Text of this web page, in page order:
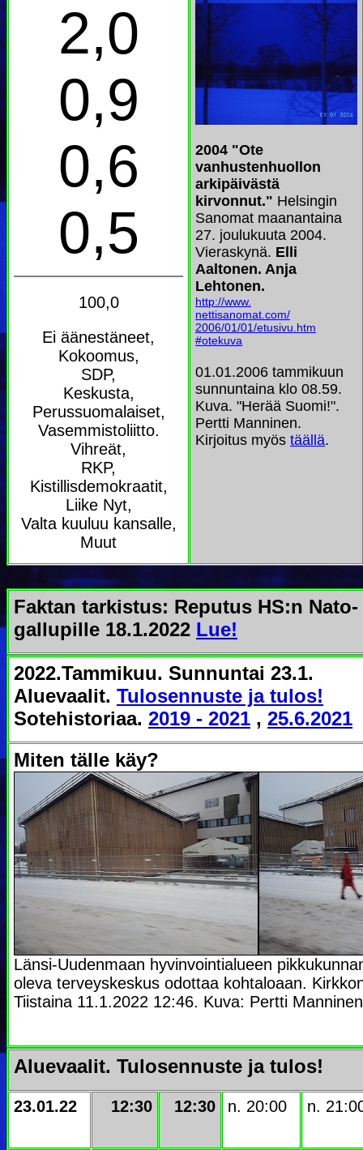
2,0
0,9
0,6
0,5
100,0
Ei äänestäneet,
Kokoomus,
SDP,
Keskusta,
Perussuomalaiset,
Vasemmistoliitto.
Vihreät,
RKP,
Kistillisdemokraatit,
Liike Nyt,
Valta kuuluu kansalle,
Muut
2004 "Ote
vanhustenhuollon
arkipäivästä
kirvonnut." Helsingin
Sanomat maanantaina
27. joulukuuta 2004.
Vieraskynä. Elli
Aaltonen. Anja
Lehtonen.
http://www.
nettisanomat.com/
2006/01/01/etusivu.htm
#otekuva
01.01.2006 tammikuun
sunnuntaina klo 08.59.
Kuva. "Herää Suomi!".
Pertti Manninen.
Kirjoitus myös täällä.
Faktan tarkistus: Reputus HS:n Nato-
gallupille 18.1.2022 Lue!
2022.Tammikuu. Sunnuntai 23.1.
Aluevaalit. Tulosennuste ja tulos!
Sotehistoriaa. 2019 - 2021 , 25.6.2021
Miten tälle käy?
Länsi-Uudenmaan hyvinvointialueen
oleva terveyskeskus odottaa kohtaloaan.
Tiistaina 11.1.2022 12:46. Kuva: Pertti
Aluevaalit. Tulosennuste ja tulos!
23.01.22 12:30 12:30 n. 20:00 n.